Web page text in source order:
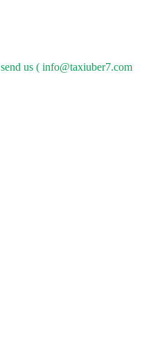
send us ( info@taxiuber7.com